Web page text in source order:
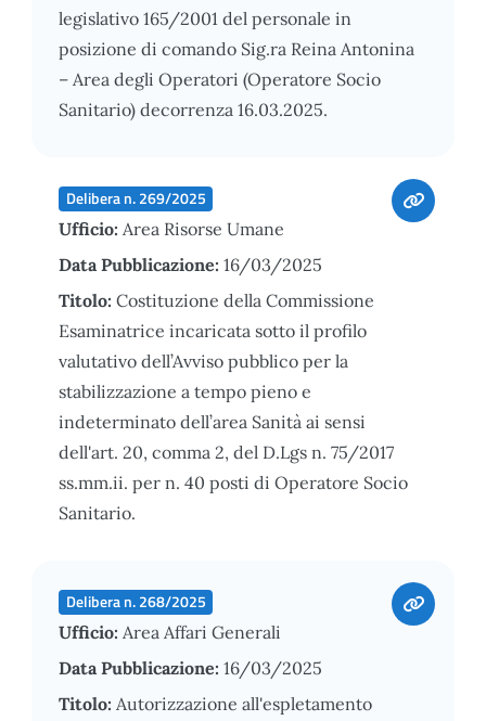
legislativo 165/2001 del personale in
posizione di comando Sig.ra Reina Antonina
– Area degli Operatori (Operatore Socio
Sanitario) decorrenza 16.03.2025.
Delibera n. 269/2025
Ufficio: Area Risorse Umane
Data Pubblicazione: 16/03/2025
Titolo: Costituzione della Commissione
Esaminatrice incaricata sotto il profilo
valutativo dell’Avviso pubblico per la
stabilizzazione a tempo pieno e
indeterminato dell’area Sanità ai sensi
dell'art. 20, comma 2, del D.Lgs n. 75/2017
ss.mm.ii. per n. 40 posti di Operatore Socio
Sanitario.
Delibera n. 268/2025
Ufficio: Area Affari Generali
Data Pubblicazione: 16/03/2025
Titolo: Autorizzazione all'espletamento